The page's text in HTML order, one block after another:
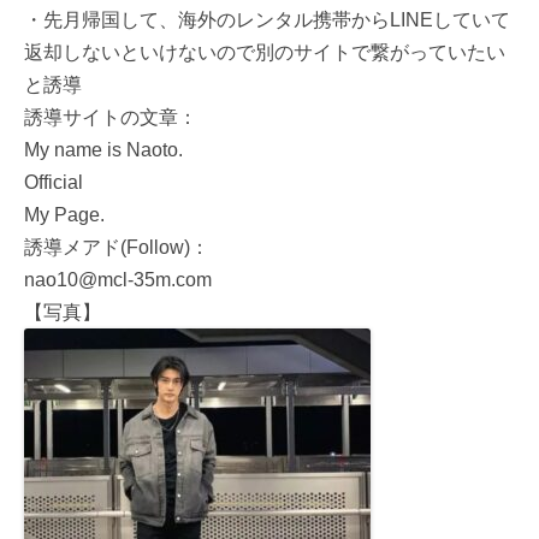
・先月帰国して、海外のレンタル携帯からLINEしていて
返却しないといけないので別のサイトで繋がっていたい
と誘導
誘導サイトの文章：
My name is Naoto.
Official
My Page.
誘導メアド(Follow)：
nao10@mcl-35m.com
【写真】